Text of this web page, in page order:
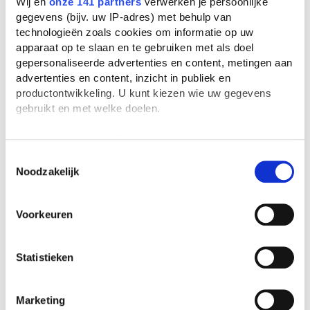
gegevens (bijv. uw IP-adres) met behulp van
technologieën zoals cookies om informatie op uw
apparaat op te slaan en te gebruiken met als doel
gepersonaliseerde advertenties en content, metingen aan
advertenties en content, inzicht in publiek en
productontwikkeling. U kunt kiezen wie uw gegevens
gebruikt en met welke doelen.
Als u het toestaat, willen we ook graag:
locatie, die tot een paar meter nauwkeurig kan zijn
scannen op specifieke eigenschappen (fingerprinting)
Lees meer over hoe uw persoonlijke gegevens worden
U kunt uw toestemming op elk moment wijzigen of
intrekken in de Cookieverklaring.
We gebruiken cookies om content en advertenties te
Noodzakelijk
Voorkeuren
Statistieken
Marketing
Lees verder
Stelling: leraren verdienen te
weinig